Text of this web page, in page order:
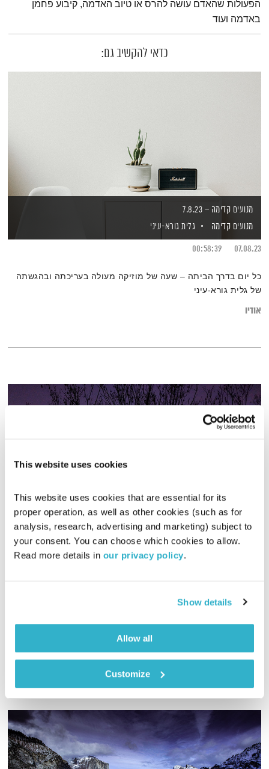
This website uses cookies
This website uses cookies that are essential for its
proper operation, as well as other cookies (such as for
analysis, research, advertising and marketing) subject to
your consent. You can choose which cookies to allow.
Read more details in our privacy policy.
Show details
Allow all
Customize
הפעולות שהאדם עושה להרס או טיוב האדמה, קיבוע פחמן
באדמה ועוד
כדאי להקשיב גם:
מנועים קדימה – 7.8.23
מנועים קדימה
גלית גורא-עיני
07.08.23
00:58:39
כל יום בדרך הביתה – שעה של מוזיקה מעולה בעריכתה ובהגשתה
של גלית גורא-עיני
אודיו
אחת ששומעת – 19.12.19
אחת ששומעת
אליענה בן דוד
המופלאה. שמח פה עד מאד היום! .בין זמנים, תקופות, מקצבים